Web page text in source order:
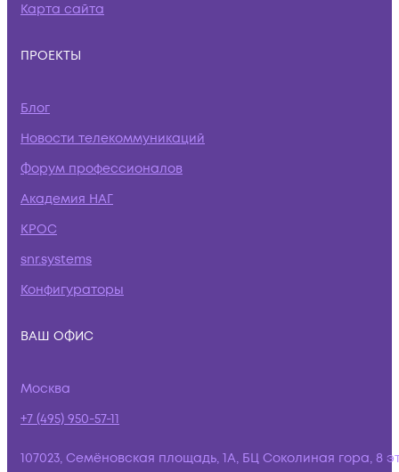
Карта сайта
ПРОЕКТЫ
Блог
Новости телекоммуникаций
Форум профессионалов
Академия НАГ
КРОС
snr.systems
Конфигураторы
ВАШ ОФИС
Москва
+7 (495) 950-57-11
107023, Семёновская площадь, 1А, БЦ Соколиная гора, 8